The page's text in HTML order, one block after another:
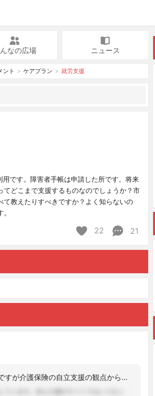
なの広場 ニュース
ント ケアプラン 就労支援
です。障害者手帳は申請した所です。将来
てどこまで支援するものなのでしょうか？市
教えたりすべきですか？よく知らないの
22 21
こんにちは。私は若輩ケアマネですが介護保険の自立支援の観点からは就労意欲の支援を